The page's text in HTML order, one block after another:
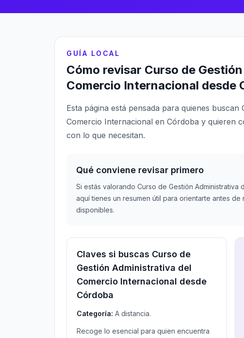
GUÍA LOCAL
Cómo revisar Curso de
Comercio Internacional desde
Esta página está pensada para quienes buscan
Comercio Internacional en Córdoba y quieren
con lo que necesitan.
Qué conviene revisar primero
Si estás valorando Curso de Gestión
aquí tienes un resumen útil para orientarte antes
disponibles.
Claves si buscas Curso de
Gestión Administrativa del
Comercio Internacional desde
Córdoba
Categoría: A distancia.
Recoge lo esencial para quien encuentra